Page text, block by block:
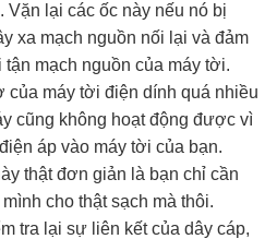
Vặn lại các ốc này nếu nó bị
xa mạch nguồn nối lại và đảm
mạch nguồn của máy tời.
của máy tời điện dính quá nhiều
cũng không hoạt động được vì
áp vào máy tời của bạn.
thật đơn giản là bạn chỉ cần
cho thật sạch mà thôi.
tra lại sự liên kết của dây cáp,